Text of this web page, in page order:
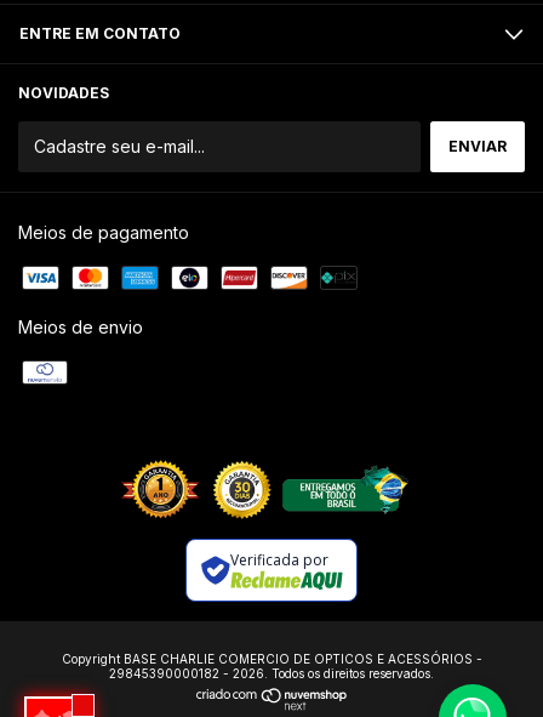
ENTRE EM CONTATO
NOVIDADES
Meios de pagamento
Meios de envio
Verificada por
Copyright BASE CHARLIE COMERCIO DE OPTICOS E ACESSÓRIOS -
29845390000182 - 2026. Todos os direitos reservados.